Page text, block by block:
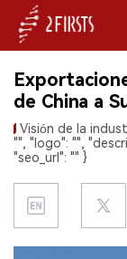
INICIO
EMPRESA
de China a
Visión de la
"", "logo": "",
"seo_url": "" }